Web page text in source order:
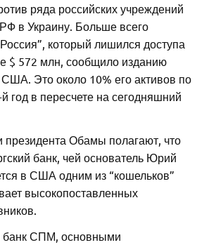
ряда российских учреждений
в Украину. Больше всего
который лишился доступа
$ 572 млн, сообщило изданию
США. Это около 10% его активов по
год в пересчете на сегодняшний
президента Обамы полагают, что
банк, чей основатель Юрий
в США одним из “кошельков”
высокопоставленных
банк СПМ, основными